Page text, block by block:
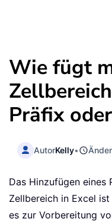
Wie fügt
Präfix
AutorKelly•
Das Hinzufügen eines
Zellbereich in Excel
es zur Vorbereitung